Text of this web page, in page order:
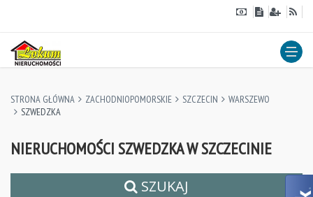
STRONA GŁÓWNA ZACHODNIOPOMORSKIE SZCZECIN
WARSZEWO
SZWEDZKA
NIERUCHOMOŚCI SZWEDZKA W SZCZECINIE
SZUKAJ